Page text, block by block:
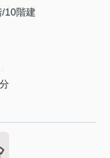
10階建